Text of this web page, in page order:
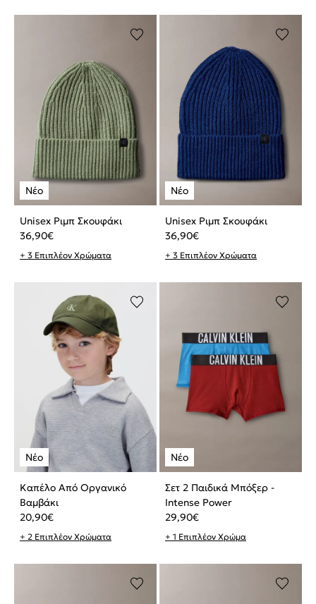
Unisex Ριμπ Σκουφάκι
36,90€
+ 3 Επιπλέον Χρώματα
Unisex Ριμπ Σκουφάκι
36,90€
+ 3 Επιπλέον Χρώματα
Καπέλο Από Οργανικό
Βαμβάκι
20,90€
+ 2 Επιπλέον Χρώματα
Σετ 2 Παιδικά Μπόξερ -
Intense Power
29,90€
+ 1 Επιπλέον Χρώμα